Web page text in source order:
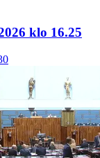
klo 16.25